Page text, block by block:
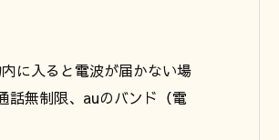
に入ると電波が届かない場
話無制限、auのバンド（電